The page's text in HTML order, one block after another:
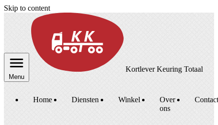
Skip to content
Menu
Kortlever Keuring Totaal
Home Diensten Winkel
Over
ons
Contact